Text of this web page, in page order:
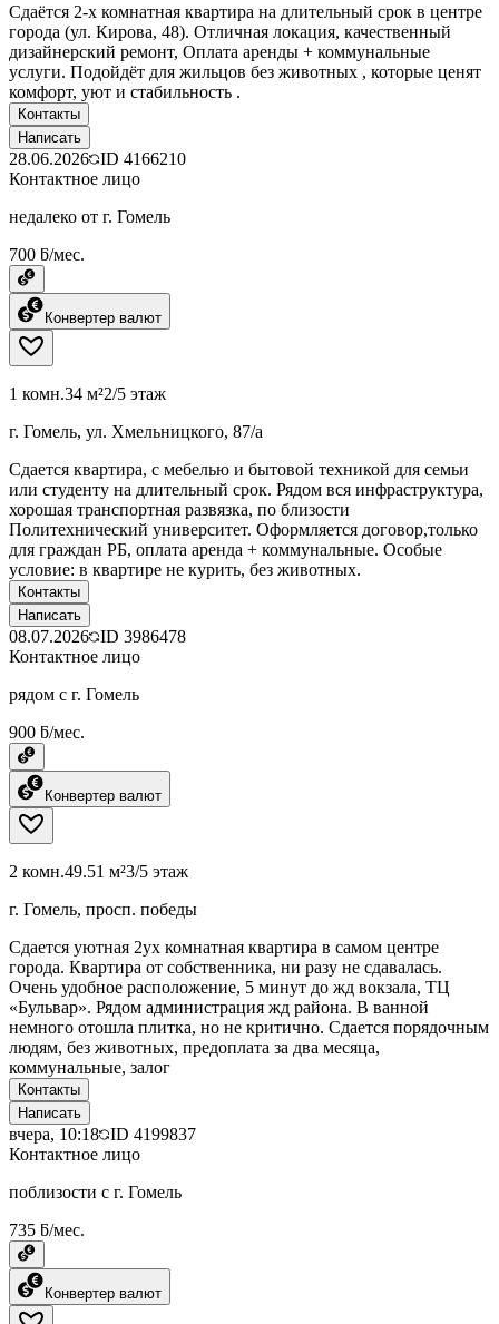
Сдаётся 2-х комнатная квартира на длительный срок в центре
города (ул. Кирова, 48). Отличная локация, качественный
дизайнерский ремонт, Оплата аренды + коммунальные
услуги. Подойдёт для жильцов без животных , которые ценят
комфорт, уют и стабильность .
Контакты
Написать
28.06.2026 ID 4166210
Контактное лицо
недалеко от г. Гомель
700 ƃ/мес.
Конвертер валют
1 комн.34 м²2/5 этаж
г. Гомель, ул. Хмельницкого, 87/а
Сдается квартира, с мебелью и бытовой техникой для семьи
или студенту на длительный срок. Рядом вся инфраструктура,
хорошая транспортная развязка, по близости
Политехнический университет. Оформляется договор,только
для граждан РБ, оплата аренда + коммунальные. Особые
условие: в квартире не курить, без животных.
Контакты
Написать
08.07.2026 ID 3986478
Контактное лицо
рядом с г. Гомель
900 ƃ/мес.
Конвертер валют
2 комн.49.51 м²3/5 этаж
г. Гомель, просп. победы
Сдается уютная 2ух комнатная квартира в самом центре
города. Квартира от собственника, ни разу не сдавалась.
Очень удобное расположение, 5 минут до жд вокзала, ТЦ
«Бульвар». Рядом администрация жд района. В ванной
немного отошла плитка, но не критично. Сдается порядочным
людям, без животных, предоплата за два месяца,
коммунальные, залог
Контакты
Написать
вчера, 10:18 ID 4199837
Контактное лицо
поблизости с г. Гомель
735 ƃ/мес.
Конвертер валют